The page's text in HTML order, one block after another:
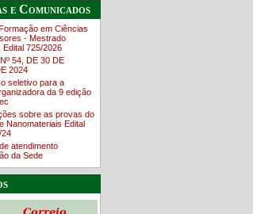
e Comunicados
em Ciências
- Mestrado
Edital ​725/202​6
54, DE 30 DE
2024
seletivo para a
da 9 edição
sobre as provas do
Nanomateriais Edital
24
atendimento
da Sede